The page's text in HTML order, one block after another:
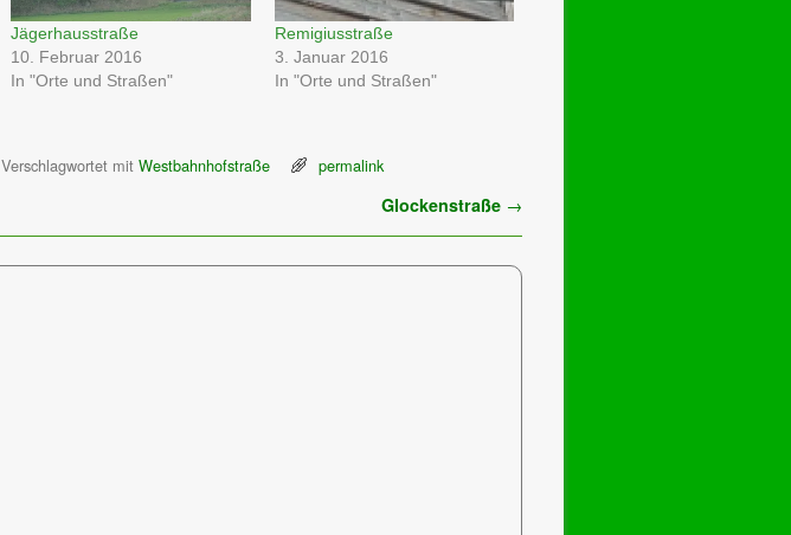
Jägerhausstraße
10. Februar 2016
In "Orte und Straßen"
Remigiusstraße
3. Januar 2016
In "Orte und Straßen"
Verschlagwortet mit Westbahnhofstraße permalink
Glockenstraße →